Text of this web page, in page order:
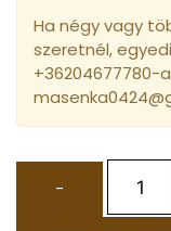
Ha négy vagy
szeretnél,
+36204677780-
-